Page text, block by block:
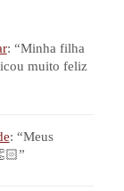
: “Minha filha
muito feliz
: “Meus
”